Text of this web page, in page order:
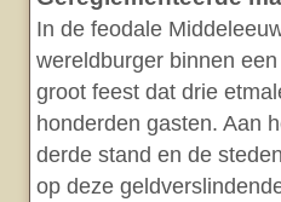
In de feodale
wereldburger binnen
groot feest dat drie
honderden gasten. Aan
derde stand en de
op deze